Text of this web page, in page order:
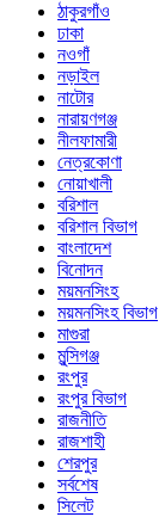
ঠাকুরগাঁও
ঢাকা
নওগাঁ
নড়াইল
নাটোর
নারায়ণগঞ্জ
নীলফামারী
নেত্রকোণা
নোয়াখালী
বরিশাল
বরিশাল বিভাগ
বাংলাদেশ
বিনোদন
ময়মনসিংহ
ময়মনসিংহ বিভাগ
মাগুরা
মুন্সিগঞ্জ
রংপুর
রংপুর বিভাগ
রাজনীতি
রাজশাহী
শেরপুর
সর্বশেষ
সিলেট